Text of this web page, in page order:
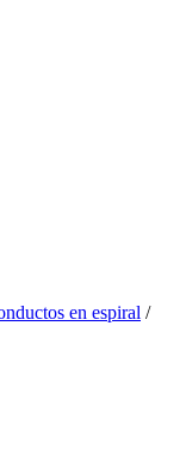
en espiral /